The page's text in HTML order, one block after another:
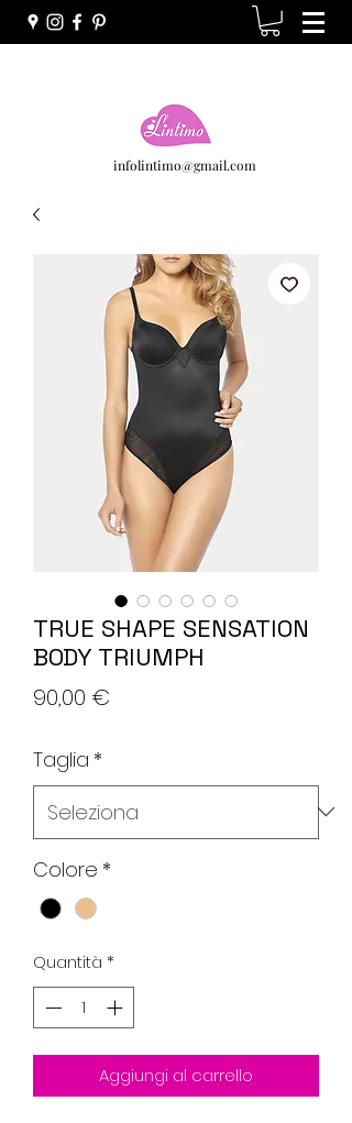
infolintimo@gmail.com
TRUE SHAPE SENSATION
BODY TRIUMPH
90,00 €
Taglia *
Colore *
Quantità *
Aggiungi al carrello